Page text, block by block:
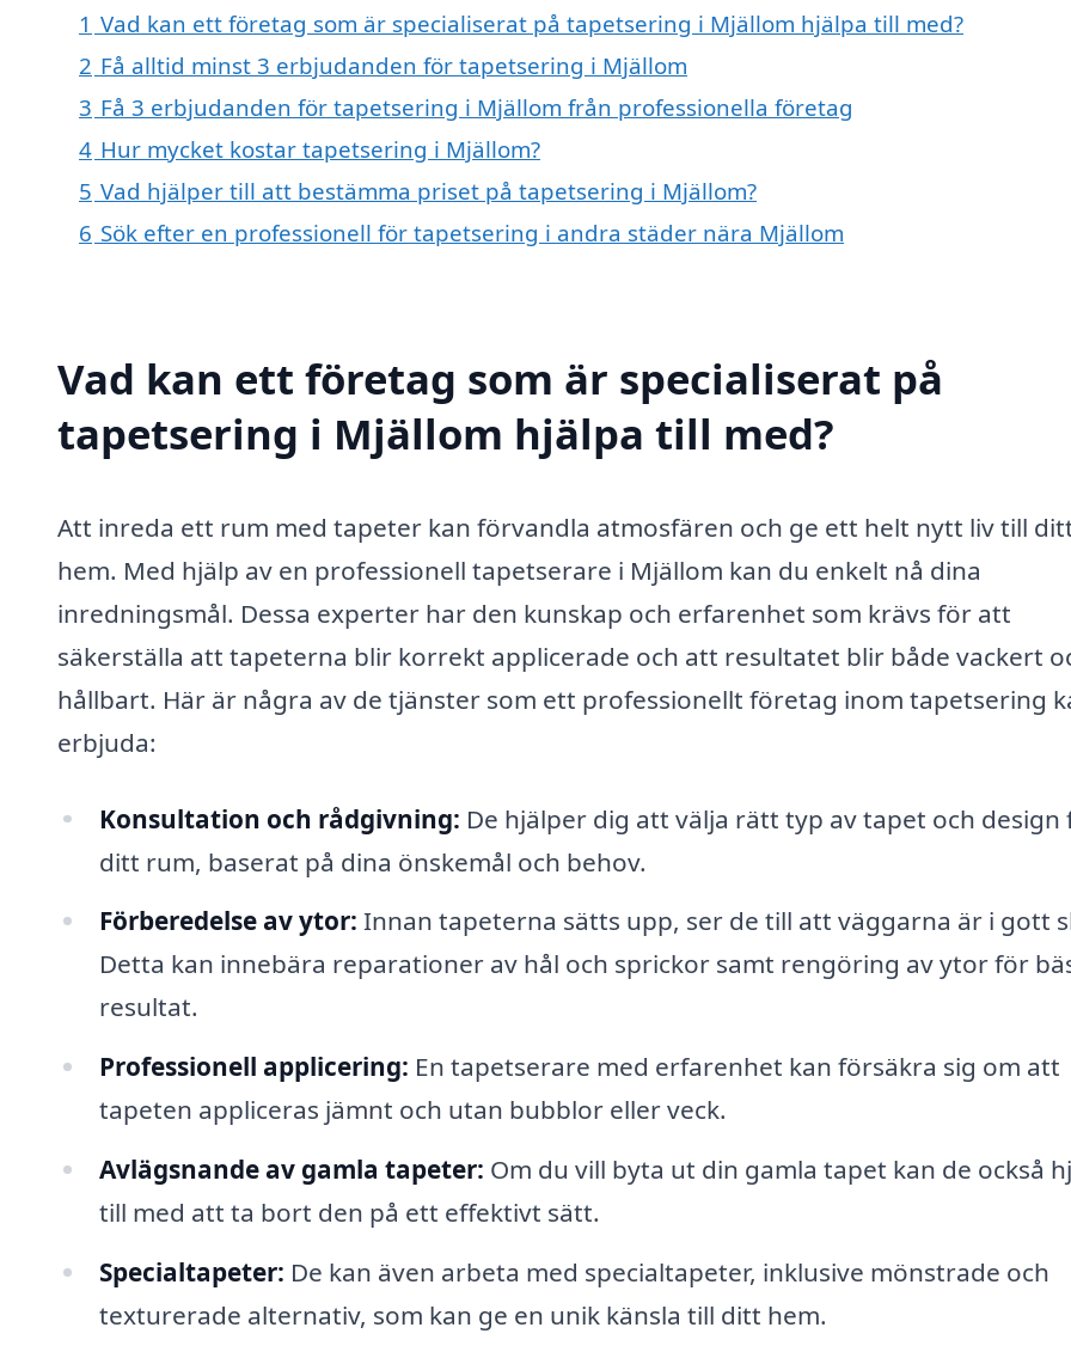
1 Vad kan ett företag som är specialiserat på tapetsering i Mjällom hjälpa till med?
2 Få alltid minst 3 erbjudanden för tapetsering i Mjällom
3 Få 3 erbjudanden för tapetsering i Mjällom från professionella företag
4 Hur mycket kostar tapetsering i Mjällom?
5 Vad hjälper till att bestämma priset på tapetsering i Mjällom?
6 Sök efter en professionell för tapetsering i andra städer nära Mjällom
Vad kan ett företag som är specialiserat på
tapetsering i Mjällom hjälpa till med?
Att inreda ett rum med tapeter kan förvandla atmosfären och ge ett helt nytt liv till
hem. Med hjälp av en professionell tapetserare i Mjällom kan du enkelt nå dina
inredningsmål. Dessa experter har den kunskap och erfarenhet som krävs för att
säkerställa att tapeterna blir korrekt applicerade och att resultatet blir både vackert
hållbart. Här är några av de tjänster som ett professionellt företag inom tapetsering
erbjuda:
Konsultation och rådgivning: De hjälper dig att välja rätt typ av tapet och design
ditt rum, baserat på dina önskemål och behov.
Förberedelse av ytor: Innan tapeterna sätts upp, ser de till att väggarna är i gott
Detta kan innebära reparationer av hål och sprickor samt rengöring av ytor för
resultat.
Professionell applicering: En tapetserare med erfarenhet kan försäkra sig om att
tapeten appliceras jämnt och utan bubblor eller veck.
Avlägsnande av gamla tapeter: Om du vill byta ut din gamla tapet kan de också
till med att ta bort den på ett effektivt sätt.
Specialtapeter: De kan även arbeta med specialtapeter, inklusive mönstrade och
texturerade alternativ, som kan ge en unik känsla till ditt hem.